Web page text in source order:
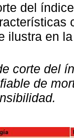
del
ilustra en
corte del
de